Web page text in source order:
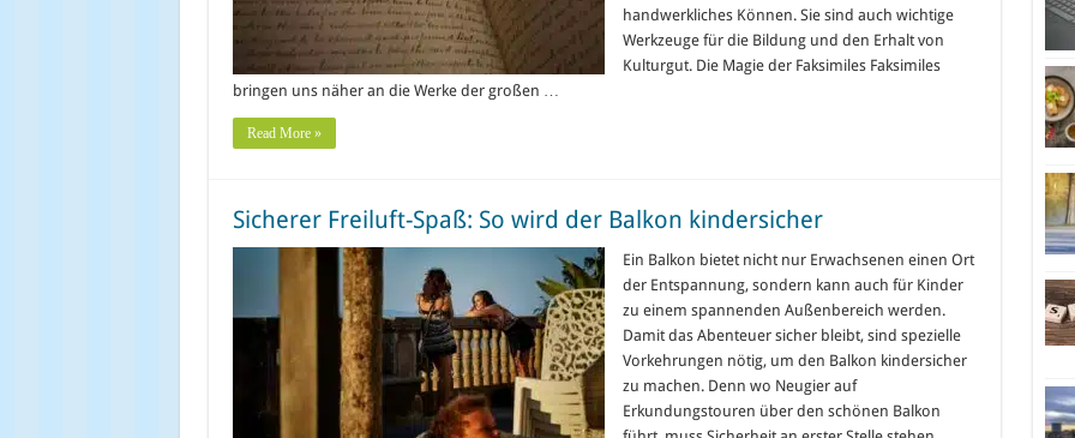
handwerkliches Können. Sie sind auch wichtige
Werkzeuge für die Bildung und den Erhalt von
Kulturgut. Die Magie der Faksimiles Faksimiles
bringen uns näher an die Werke der großen …
Read More »
Sicherer Freiluft-Spaß: So wird der Balkon kindersicher
Ein Balkon bietet nicht nur Erwachsenen einen Ort
der Entspannung, sondern kann auch für Kinder
zu einem spannenden Außenbereich werden.
Damit das Abenteuer sicher bleibt, sind spezielle
Vorkehrungen nötig, um den Balkon kindersicher
zu machen. Denn wo Neugier auf
Erkundungstouren über den schönen Balkon